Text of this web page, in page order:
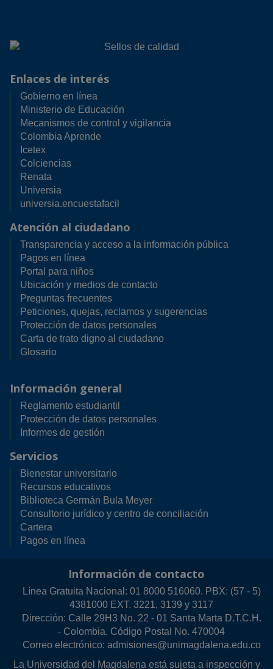
Enlaces de interés
Gobierno en línea
Ministerio de Educación
Mecanismos de control y vigilancia
Colombia Aprende
Icetex
Colciencias
Renata
Universia
universia.encuestafacil
Atención al ciudadano
Transparencia y acceso a la información pública
Pagos en línea
Portal para niños
Ubicación y medios de contacto
Preguntas frecuentes
Peticiones, quejas, reclamos y sugerencias
Protección de datos personales
Carta de trato digno al ciudadano
Glosario
Información general
Reglamento estudiantil
Protección de datos personales
Informes de gestión
Servicios
Bienestar universitario
Recursos educativos
Biblioteca Germán Bula Meyer
Consultorio jurídico y centro de conciliación
Cartera
Pagos en línea
Información de contacto
Línea Gratuita Nacional: 01 8000 516060. PBX: (57 - 5)
4381000 EXT. 3221, 3139 y 3117
Dirección: Calle 29H3 No. 22 - 01 Santa Marta D.T.C.H.
- Colombia. Código Postal No. 470004
Correo electrónico: admisiones@unimagdalena.edu.co
La Universidad del Magdalena está sujeta a inspección y